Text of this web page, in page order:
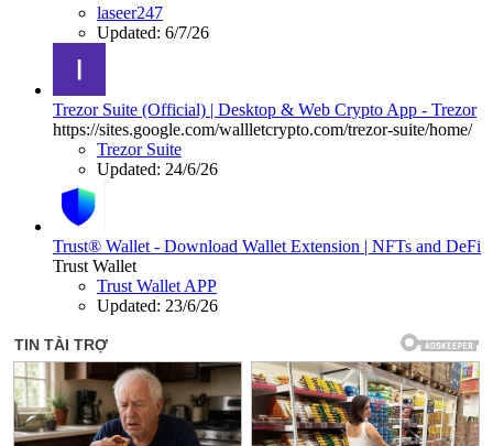
laseer247
Updated: 6/7/26
Trezor Suite (Official) | Desktop & Web Crypto App - Trezor
https://sites.google.com/wallletcrypto.com/trezor-suite/home/
Trezor Suite
Updated: 24/6/26
Trust® Wallet - Download Wallet Extension | NFTs and DeFi
Trust Wallet
Trust Wallet APP
Updated: 23/6/26